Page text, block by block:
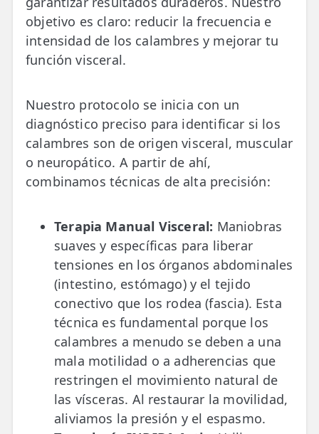
objetivo es claro: reducir la frecuencia e
intensidad de los calambres y mejorar tu
función visceral.
Nuestro protocolo se inicia con un
diagnóstico preciso para identificar si los
calambres son de origen visceral, muscular
o neuropático. A partir de ahí,
combinamos técnicas de alta precisión:
Terapia Manual Visceral: Maniobras
suaves y específicas para liberar
tensiones en los órganos abdominales
(intestino, estómago) y el tejido
conectivo que los rodea (fascia). Esta
técnica es fundamental porque los
calambres a menudo se deben a una
mala motilidad o a adherencias que
restringen el movimiento natural de
las vísceras. Al restaurar la movilidad,
aliviamos la presión y el espasmo.